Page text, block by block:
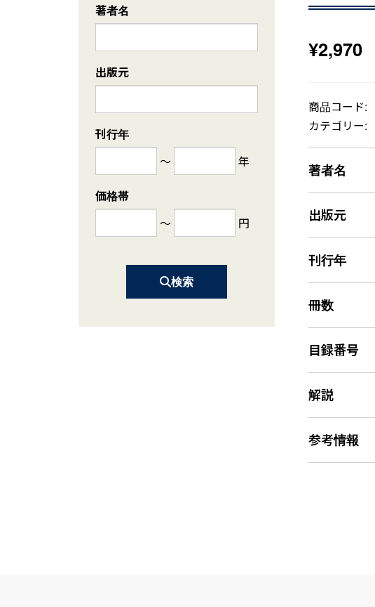
¥2,970
商品コード:
カテゴリー:
著者名
出版元
刊行年
冊数
目録番号
解説
参考情報
著者名
出版元
刊行年
～
年
価格帯
～
円
検索